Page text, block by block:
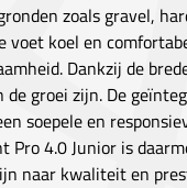
zoals gravel,
voet koel en
Dankzij de
groei zijn. De
soepele en
Pro 4.0 Junior is
naar kwaliteit en